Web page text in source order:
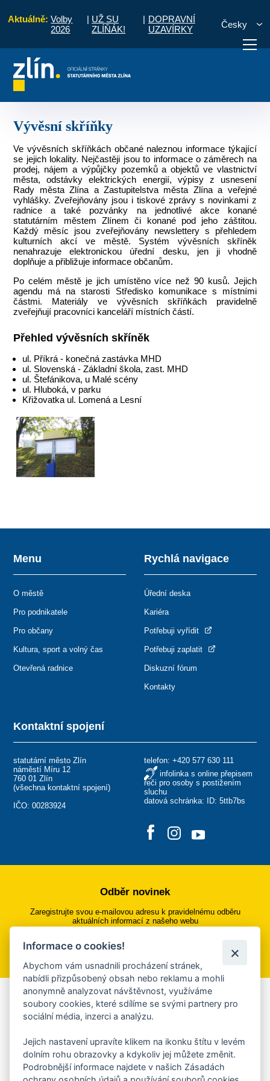
Aktuálně: Volby
2026
| UŽ SU
ZLÍŇÁK!
| DOPRAVNÍ
UZAVÍRKY
Česky
vyřídit Potřebuji zaplatit
Vývěsní skříňky
Ve vývěsních skříňkách občané naleznou informace týkající
se jejich lokality. Nejčastěji jsou to informace o záměrech na
prodej, nájem a výpůjčky pozemků a objektů ve vlastnictví
města, odstávky elektrických energií, výpisy z usnesení
Rady města Zlína a Zastupitelstva města Zlína a veřejné
vyhlášky. Zveřejňovány jsou i tiskové zprávy s novinkami z
radnice a také pozvánky na jednotlivé akce konané
statutárním městem Zlínem či konané pod jeho záštitou.
Každý měsíc jsou zveřejňovány newslettery s přehledem
kulturních akcí ve městě. Systém vývěsních skříněk
nenahrazuje elektronickou úřední desku, jen ji vhodně
doplňuje a přibližuje informace občanům.
Po celém městě je jich umístěno více než 90 kusů. Jejich
agendu má na starosti Středisko komunikace s místními
částmi. Materiály ve vývěsních skříňkách pravidelně
zveřejňují pracovníci kanceláří místních částí.
Přehled vývěsních skříněk
ul. Příkrá - konečná zastávka MHD
ul. Slovenská - Základní škola, zast. MHD
ul. Štefánikova, u Malé scény
ul. Hluboká, v parku
Křižovatka ul. Lomená a Lesní
Kontaktní spojení
statutární město Zlín
náměstí Míru 12
760 01 Zlín
(všechna kontaktní spojení)
IČO: 00283924
telefon: +420 577 630 111
infolinka s online přepisem
řeči pro osoby s postižením
sluchu
datová schránka: ID: 5ttb7bs
Menu
O městě
Pro podnikatele
Pro občany
Kultura, sport a volný čas
Otevřená radnice
Rychlá navigace
Úřední deska
Kariéra
Potřebuji vyřídit
Potřebuji zaplatit
Diskuzní fórum
Kontakty
Odběr novinek
Zaregistrujte svou e-mailovou adresu k pravidelnému odběru
aktuálních informací z našeho webu
Přihlásit se k odběru
Aplikace Mobilní rozhlas
Chcete dostávat do svého mobilu či mailu upozornění na
ankety, pozvánky na kulturní a sportovní akce?
Více informací o aplikaci
Informace o cookies!
Abychom vám usnadnili procházení stránek,
nabídli přizpůsobený obsah nebo reklamu a mohli
anonymně analyzovat návštěvnost, využíváme
soubory cookies, které sdílíme se svými partnery pro
sociální média, inzerci a analýzu.
Jejich nastavení upravíte klikem na ikonku štítu v levém
dolním rohu obrazovky a kdykoliv jej můžete změnit.
Podrobnější informace najdete v našich Zásadách